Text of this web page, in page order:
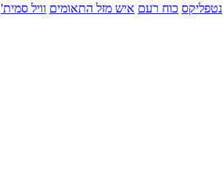
נטפליקס כוח רעם איש מזל התאומים וויל סמית'